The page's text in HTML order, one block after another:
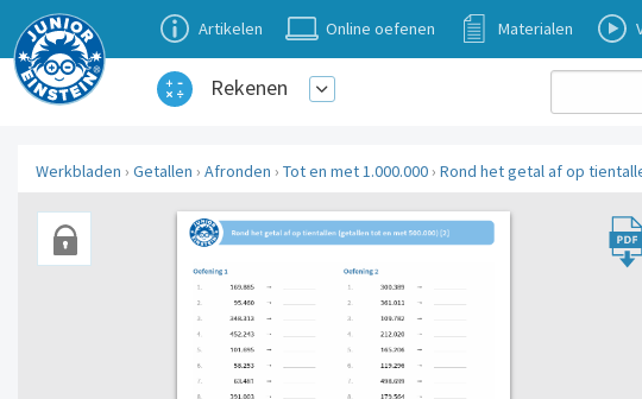
Artikelen Online oefenen Materialen
Rekenen
Werkbladen › Getallen › Afronden › Tot en met 1.000.000 › Rond het getal af op